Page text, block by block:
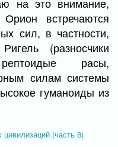
встречаются
сил, в частности,
(разносчики
расы,
силам системы
гуманоиды из